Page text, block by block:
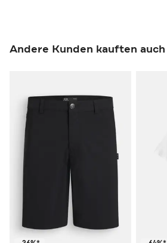
Andere Kunden kauften auch